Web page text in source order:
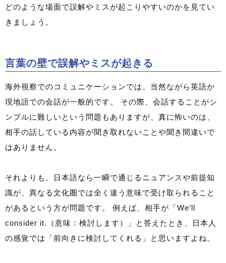
どのような場面で誤解やミスが起こりやすいのかを見てい
きましょう。
言葉の壁で誤解やミスが起きる
海外視察でのコミュニケーションでは、当然ながら英語か
現地語での会話が一般的です。 その際、会話することがシ
ンプルに難しいという問題もありますが、真に怖いのは、
相手の話している内容が聞き取れないことや聞き間違いで
はありません。
それよりも、日本語なら一瞬で通じるニュアンスや前提知
識が、異なる文化圏では全く違う意味で受け取られること
があるという方が問題です。 例えば、相手が「We’ll
consider it.（意味：検討します）」と答えたとき、日本人
の感覚では「前向きに検討してくれる」と思いますよね。